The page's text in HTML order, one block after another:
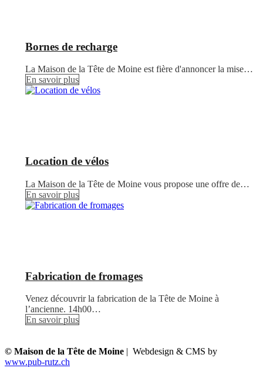
Bornes de recharge
La Maison de la Tête de Moine est fière d'annoncer la mise…
En savoir plus
Location de vélos
La Maison de la Tête de Moine vous propose une offre de…
En savoir plus
Fabrication de fromages
Venez découvrir la fabrication de la Tête de Moine à
l’ancienne. 14h00…
En savoir plus
© Maison de la Tête de Moine | Webdesign & CMS by
www.pub-rutz.ch